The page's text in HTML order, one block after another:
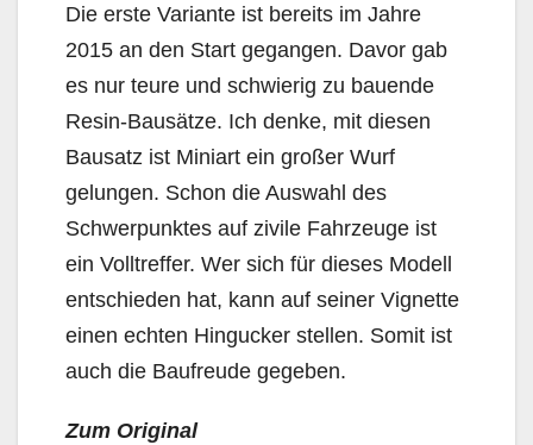
Die erste Variante ist bereits im Jahre
2015 an den Start gegangen. Davor gab
es nur teure und schwierig zu bauende
Resin-Bausätze. Ich denke, mit diesen
Bausatz ist Miniart ein großer Wurf
gelungen. Schon die Auswahl des
Schwerpunktes auf zivile Fahrzeuge ist
ein Volltreffer. Wer sich für dieses Modell
entschieden hat, kann auf seiner Vignette
einen echten Hingucker stellen. Somit ist
auch die Baufreude gegeben.
Zum Original